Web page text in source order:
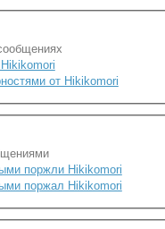
от Hikikomori
поржли Hikikomori
поржал Hikikomori